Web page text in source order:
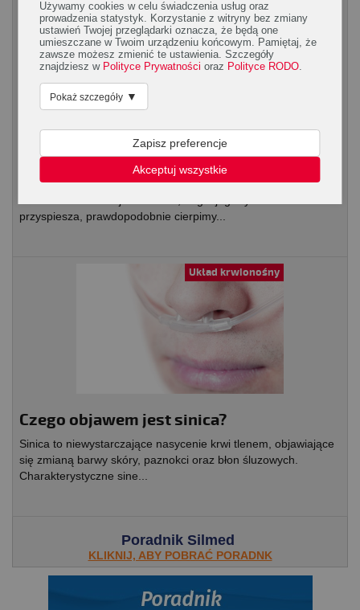
Gdy serce bije nierówno. Co to jest
arytmia serca i jakie są jej przyczyny
Spróbujmy odpowiedzieć na pytanie: co to jest arytmia serca?
przyspiesza, prawdopodobnie cierpimy...
Układ krwionośny
Czego objawem jest sinica?
Sinica to niewystarczające nasycenie krwi tlenem, objawiające
się zmianą barwy skóry, paznokci oraz błon śluzowych.
Charakterystyczne sine...
Poradnik Silmed
KLIKNIJ, ABY POBRAĆ PORADNK
Używamy cookies w celu świadczenia usług oraz
prowadzenia statystyk. Korzystanie z witryny bez zmiany
ustawień Twojej przeglądarki oznacza, że będą one
umieszczane w Twoim urządzeniu końcowym. Pamiętaj, że
zawsze możesz zmienić te ustawienia. Szczegóły
znajdziesz w Polityce Prywatności oraz Polityce RODO.
Pokaż szczegóły ▼
Zapisz preferencje
Akceptuj wszystkie